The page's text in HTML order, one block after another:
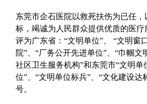
东莞市企石医院以救死扶伤为已任，
标，竭诚为人民群众提供优质的医
评为广东省：“文明单位”、
“文明窗
院”、“厂务公开先进单位”、“巾帼文
社区卫生服务机构”和东莞市“文明单
位”、“文明单位标兵”、“文化建设达
号。